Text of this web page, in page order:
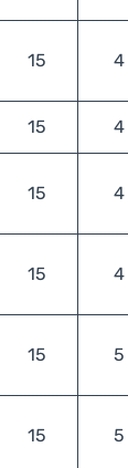
15 4
15 4
15 4
15 4
15 5
15 5